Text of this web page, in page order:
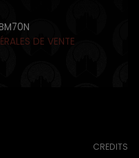
DE VENTE
CREDITS